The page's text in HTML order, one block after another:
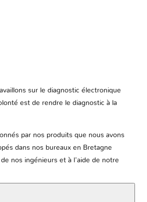
sur le diagnostic électronique
est de rendre le diagnostic à la
par nos produits que nous avons
dans nos bureaux en Bretagne
nos ingénieurs et à l'aide de notre